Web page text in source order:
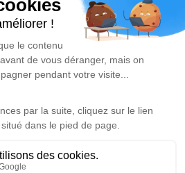
BLANCHE - 31290 -
sociaux
données personnelles